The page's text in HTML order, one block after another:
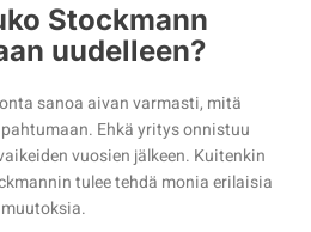
Stockmann
uudelleen?
sanoa aivan varmasti, mitä
Ehkä yritys onnistuu
vuosien jälkeen. Kuitenkin
tulee tehdä monia erilaisia
muutoksia.